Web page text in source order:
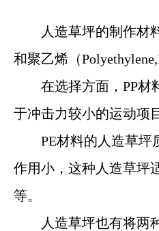
人造草坪的制作材
和聚乙烯（
在选择方面，PP材
于冲击力较小的运动项
PE材料的人造草
作用小，这种人造草坪
等。
人造草坪也有将两